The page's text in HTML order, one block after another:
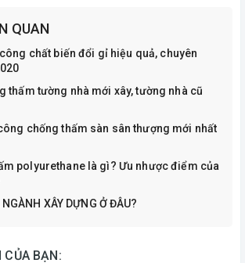
QUAN
chất biến đổi gỉ hiệu quả, chuyên
thấm tường nhà mới xây, tường nhà cũ
chống thấm sàn sân thượng mới nhất
polyurethane là gì? Ưu nhược điểm của
XÂY DỰNG Ở ĐÂU?
CỦA BẠN: